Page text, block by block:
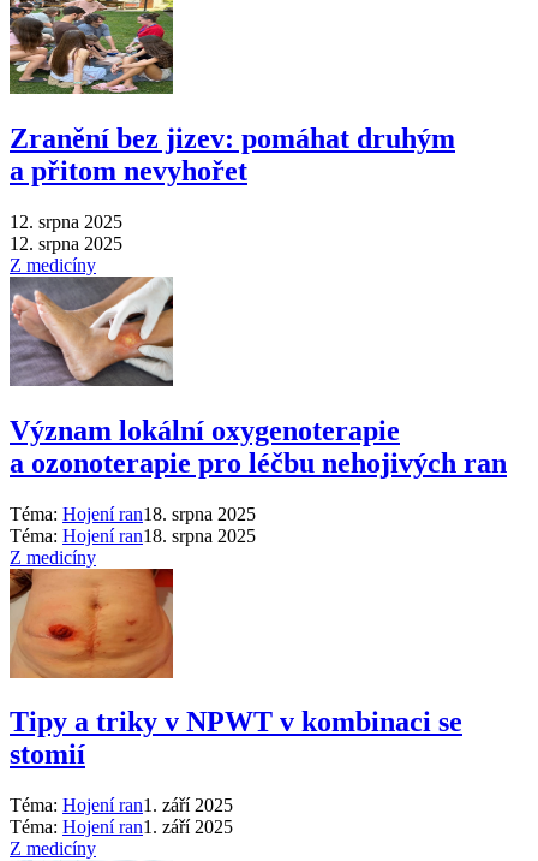
Zranění bez jizev: pomáhat druhým
a přitom nevyhořet
12. srpna 2025
12. srpna 2025
Z medicíny
Význam lokální oxygenoterapie
a ozonoterapie pro léčbu nehojivých ran
Téma: Hojení ran18. srpna 2025
Téma: Hojení ran18. srpna 2025
Z medicíny
Tipy a triky v NPWT v kombinaci se
stomií
Téma: Hojení ran1. září 2025
Téma: Hojení ran1. září 2025
Z medicíny